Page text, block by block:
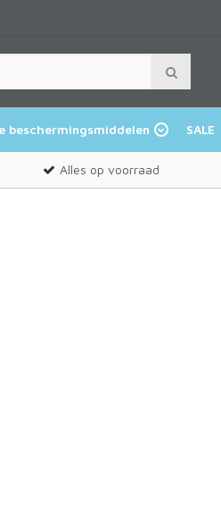
beschermingsmiddelen SALE
Alles op voorraad